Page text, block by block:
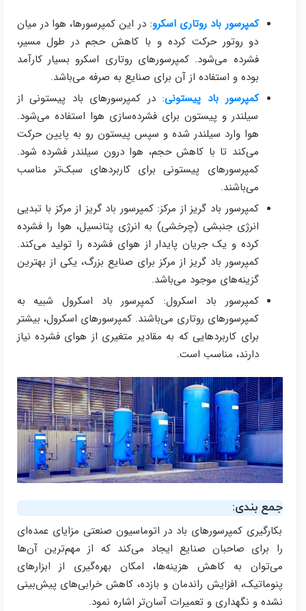
کمپرسور باد روتاری اسکرو: در این کمپرسورها، هوا در میان
دو روتور حرکت کرده و با کاهش حجم در طول مسیر،
فشرده می‌شود. کمپرسورهای روتاری اسکرو بسیار کارآمد
بوده و استفاده از آن برای صنایع به صرفه می‌باشد.
کمپرسور باد پیستونی: در کمپرسورهای باد پیستونی از
سیلندر و پیستون برای فشرده‌سازی هوا استفاده می‌شود.
هوا وارد سیلندر شده و سپس پیستون رو به پایین حرکت
می‌کند تا با کاهش حجم، هوا درون سیلندر فشرده شود.
کمپرسورهای پیستونی برای کاربردهای سبک‌تر مناسب
می‌باشند.
کمپرسور باد گریز از مرکز: کمپرسور باد گریز از مرکز با تبدیی
انرژی جنبشی (چرخشی) به انرژی پتانسیل، هوا را فشرده
کرده و یک جریان پایدار از هوای فشرده را تولید می‌کند.
کمپرسور باد گریز از مرکز برای صنایع بزرگ، یکی از بهترین
گزینه‌های موجود می‌باشد.
کمپرسور باد اسکرول: کمپرسور باد اسکرول شبیه به
کمپرسورهای روتاری می‌باشند. کمپرسورهای اسکرول، بیشتر
برای کاربردهایی که به مقادیر متغیری از هوای فشرده نیاز
دارند، مناسب است.
جمع بندی:
بکارگیری کمپرسورهای باد در اتوماسیون صنعتی مزایای عمده‌ای
را برای صاحبان صنایع ایجاد می‌کند که از مهم‌ترین آن‌ها
می‌توان به کاهش هزینه‌ها، امکان بهره‌گیری از ابزارهای
پنوماتیک، افزایش راندمان و بازده، کاهش خرابی‌های پیش‌بینی
نشده و نگهداری و تعمیرات آسان‌تر اشاره نمود.